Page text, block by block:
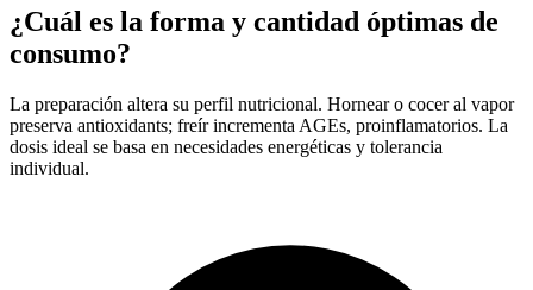
¿Cuál es la forma y cantidad óptimas de
consumo?
La preparación altera su perfil nutricional. Hornear o cocer al vapor
preserva antioxidants; freír incrementa AGEs, proinflamatorios. La
dosis ideal se basa en necesidades energéticas y tolerancia
individual.